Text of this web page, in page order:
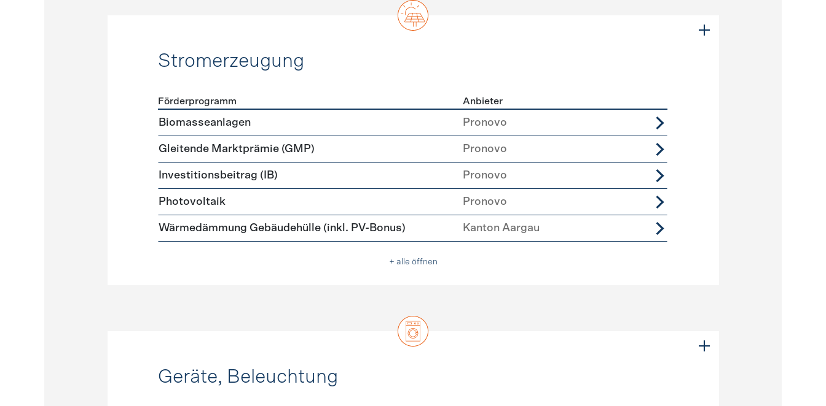
Stromerzeugung
Förderprogramme
Förderprogramm Anbieter
Biomasseanlagen Pronovo
Gleitende Marktprämie (GMP) Pronovo
Investitionsbeitrag (IB) Pronovo
Photovoltaik Pronovo
Wärmedämmung Gebäudehülle (inkl. PV-Bonus) Kanton Aargau
+ alle öffnen
Geräte, Beleuchtung